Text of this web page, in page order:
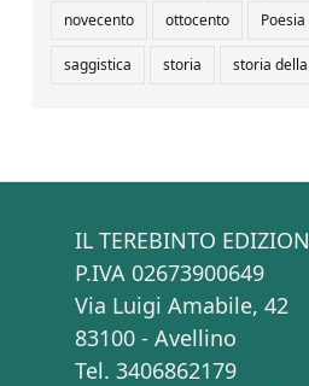
novecento ottocento Poesia
saggistica storia storia
IL TEREBINTO
P.IVA 02673900649
Via Luigi Amabile, 42
83100 - Avellino
Tel. 3406862179